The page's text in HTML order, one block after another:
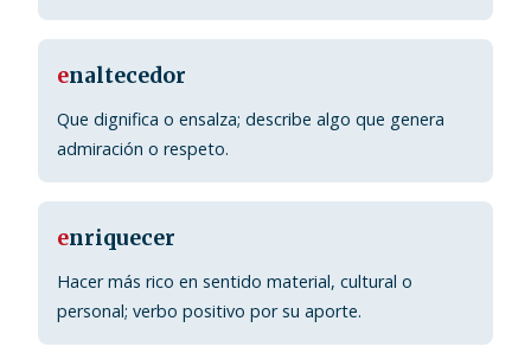
enaltecedor
Que dignifica o ensalza; describe algo que genera
admiración o respeto.
enriquecer
Hacer más rico en sentido material, cultural o
personal; verbo positivo por su aporte.